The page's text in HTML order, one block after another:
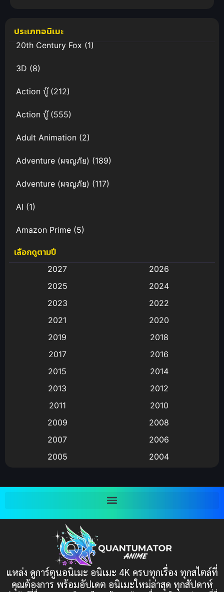
ประเภทอนิเมะ
20th Century Fox(1)
3D (8)
Action บู๊(212)
Action บู๊(555)
Adult Animation (2)
Adventure (ผจญภัย) (189)
Adventure (ผจญภัย) (117)
AI (1)
Amazon Prime (5)
Anal (ประตูหลัง)
Animation การ์ตูน
Animation อนิเมะ
Animation แอนิเมชัน
(9)
Big tits (นมใหญ่)
Bitch (ผู้หญิงร่าน)
Bondage (ทาส)(1)
(1)
Censored (เซ็นเซอร์)(19)
เลือกดูตามปี
2027
2026
2025
2024
2023
2022
2021
2020
2019
2018
2017
2016
2015
2014
2013
2012
2011
2010
2009
2008
2007
2006
2005
2004
2001
2000
1997
1993
1991
1989
1988
แหล่ง ดูการ์ตูนอนิเมะ อนิเมะ 4K ครบทุกเรื่อง ทุกสไตล์ที่
คุณต้องการ พร้อมอัปเดต อนิเมะใหม่ล่าสุด ทุกสัปดาห์